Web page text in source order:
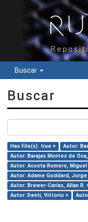
Buscar
Buscar
Has File(s): true ×
Autor:
Autor: Barajas Montes de
Autor: Acosta Romero, Miguel
Autor: Adame Goddard, Jorge
Autor: Brewer-Carías, Allan R.
Autor: Denti, Vittorio ×